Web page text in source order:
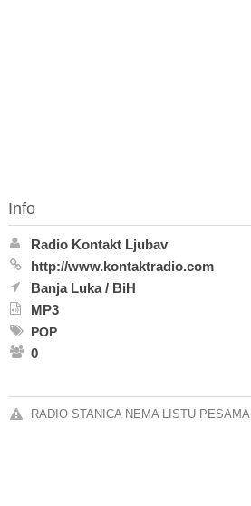
Info
Radio Kontakt Ljubav
http://www.kontaktradio.com
Banja Luka/ BiH
MP3
POP
0
RADIO STANICA NEMA LISTU PESAMA